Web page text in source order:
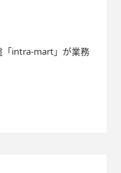
「intra-mart」が業務